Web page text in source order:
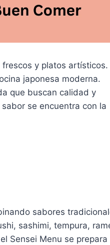
y platos artísticos.
japonesa moderna.
que buscan calidad y
se encuentra con la
sabores
sashimi, tempura,
Sensei Menu se prepara